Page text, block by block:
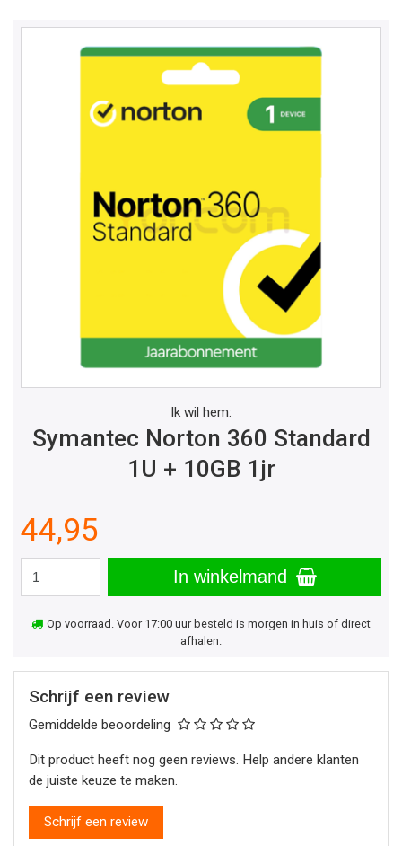
Ik wil hem:
Symantec Norton 360 Standard
1U + 10GB 1jr
44,95
In winkelmand
Op voorraad. Voor 17:00 uur besteld is morgen in huis of direct
afhalen.
Schrijf een review
Gemiddelde beoordeling
Dit product heeft nog geen reviews. Help andere klanten
de juiste keuze te maken.
Schrijf een review